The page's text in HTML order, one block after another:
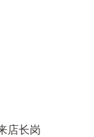
店长岗